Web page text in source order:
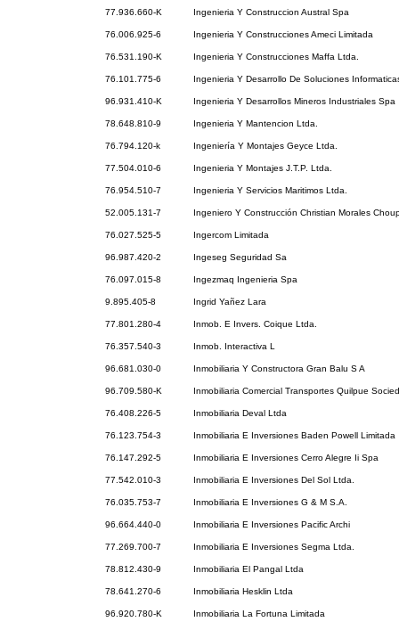
77.936.660-K Ingenieria Y Construccion Austral Spa
76.006.925-6 Ingenieria Y Construcciones Ameci Limitada
76.531.190-K Ingenieria Y Construcciones Maffa Ltda.
76.101.775-6 Ingenieria Y Desarrollo De Soluciones
96.931.410-K Ingenieria Y Desarrollos Mineros Industriales Spa
78.648.810-9 Ingenieria Y Mantencion Ltda.
76.794.120-k Ingeniería Y Montajes Geyce Ltda.
77.504.010-6 Ingenieria Y Montajes J.T.P. Ltda.
76.954.510-7 Ingenieria Y Servicios Maritimos Ltda.
52.005.131-7 Ingeniero Y Construcción Christian Morales
76.027.525-5 Ingercom Limitada
96.987.420-2 Ingeseg Seguridad Sa
76.097.015-8 Ingezmaq Ingenieria Spa
9.895.405-8 Ingrid Yañez Lara
77.801.280-4 Inmob. E Invers. Coique Ltda.
76.357.540-3 Inmob. Interactiva L
96.681.030-0 Inmobiliaria Y Constructora Gran Balu S A
96.709.580-K Inmobiliaria Comercial Transportes Quilpue
76.408.226-5 Inmobiliaria Deval Ltda
76.123.754-3 Inmobiliaria E Inversiones Baden Powell Limitada
76.147.292-5 Inmobiliaria E Inversiones Cerro Alegre Ii Spa
77.542.010-3 Inmobiliaria E Inversiones Del Sol Ltda.
76.035.753-7 Inmobiliaria E Inversiones G & M S.A.
96.664.440-0 Inmobiliaria E Inversiones Pacific Archi
77.269.700-7 Inmobiliaria E Inversiones Segma Ltda.
78.812.430-9 Inmobiliaria El Pangal Ltda
78.641.270-6 Inmobiliaria Hesklin Ltda
96.920.780-K Inmobiliaria La Fortuna Limitada